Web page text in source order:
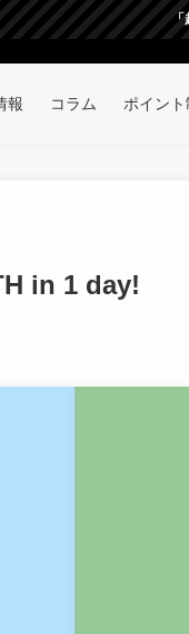
「超ベリベリジャン
報 コラム ポイン
in 1 day!